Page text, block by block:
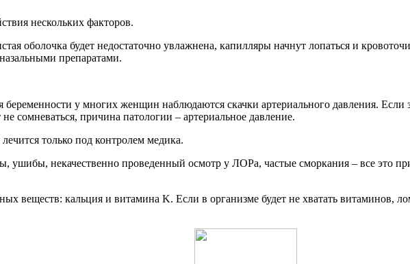
нескольких факторов.
оболочка будет недостаточно увлажнена, капилляры начнут лопаться и
препаратами.
у многих женщин наблюдаются скачки артериального давления. Если
причина патологии – артериальное давление.
только под контролем медика.
некачественно проведенный осмотр у ЛОРа, частые сморкания – все это
веществ: кальция и витамина K. Если в организме будет не хватать витаминов,